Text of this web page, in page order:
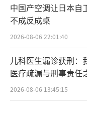
中国产空调让日本
不成反成桌
2026-08-06 22:01:40
儿科医生漏诊获刑：
医疗疏漏与刑事责任
2026-08-06 13:45:15